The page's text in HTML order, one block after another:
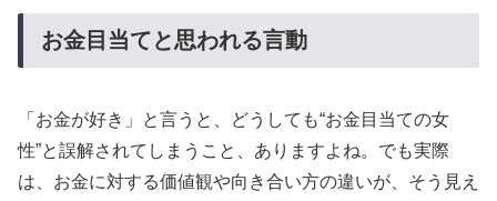
お金目当てと思われる言動
「お金が好き」と言うと、どうしても“お金目当ての女
性”と誤解されてしまうこと、ありますよね。でも実際
は、お金に対する価値観や向き合い方の違いが、そう見え